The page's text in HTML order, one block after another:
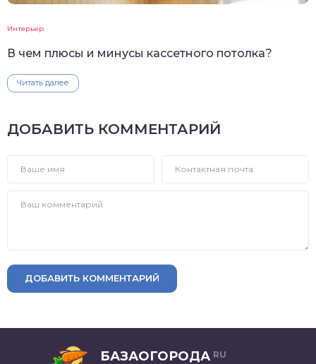
Интерьер
В чем плюсы и минусы кассетного потолка?
Читать далее
ДОБАВИТЬ КОММЕНТАРИЙ
ДОБАВИТЬ КОММЕНТАРИЙ
БАЗАОГОРОДА RU